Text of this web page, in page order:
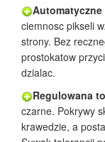
Automatyczne
ciemnosc pikseli
strony. Bez
prostokatow
dzialac.
Regulowana
czarne. Pokrywy
krawedzie, a